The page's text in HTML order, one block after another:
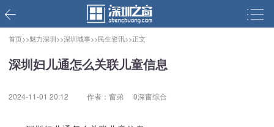
首页>>魅力深圳>>深圳城事>>民生资讯>>正文
深圳妇儿通怎么关联儿童信息
2024-11-01 20:12 作者：窗弟 0深窗综合